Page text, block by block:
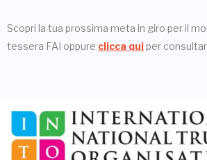
Scopri la tua prossima meta in giro per il
tessera FAI oppure clicca quiper